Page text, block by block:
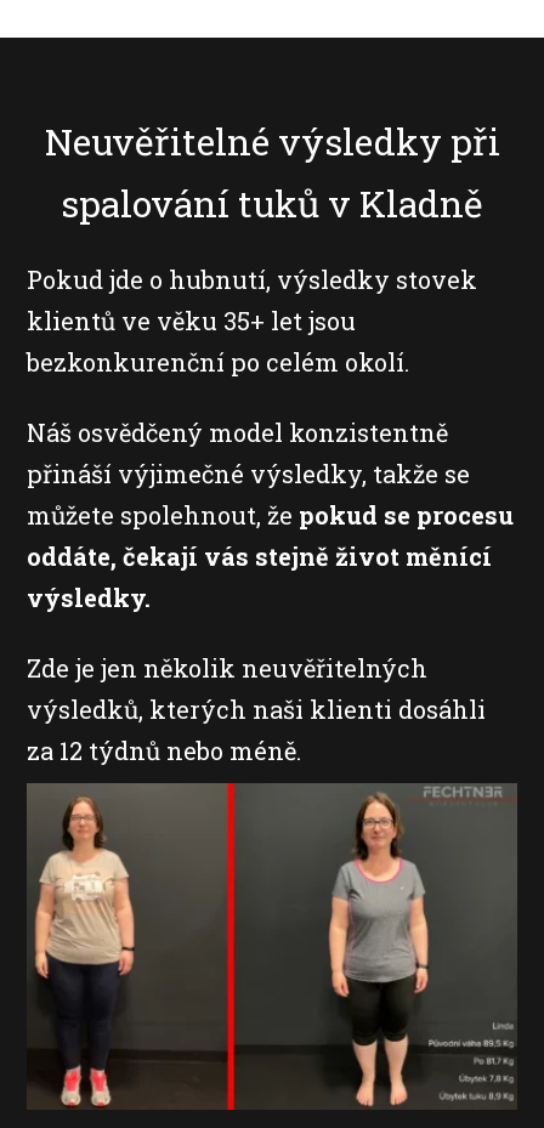
Neuvěřitelné výsledky při
spalování tuků v Kladně
Pokud jde o hubnutí, výsledky stovek
klientů ve věku 35+ let jsou
bezkonkurenční po celém okolí.
Náš osvědčený model konzistentně
přináší výjimečné výsledky, takže se
můžete spolehnout, že pokud se procesu
oddáte, čekají vás stejně život měnící
výsledky.
Zde je jen několik neuvěřitelných
výsledků, kterých naši klienti dosáhli
za 12 týdnů nebo méně.